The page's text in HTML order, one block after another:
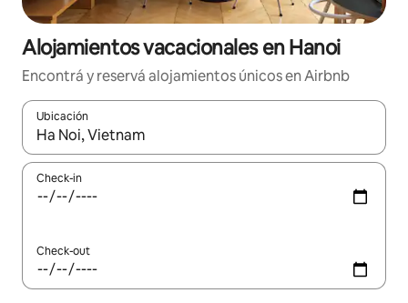
Alojamientos vacacionales en Hanoi
Encontrá y reservá alojamientos únicos en Airbnb
Ubicación
Cuando los resultados estén disponibles, navegá con las
Check-in
Check-out